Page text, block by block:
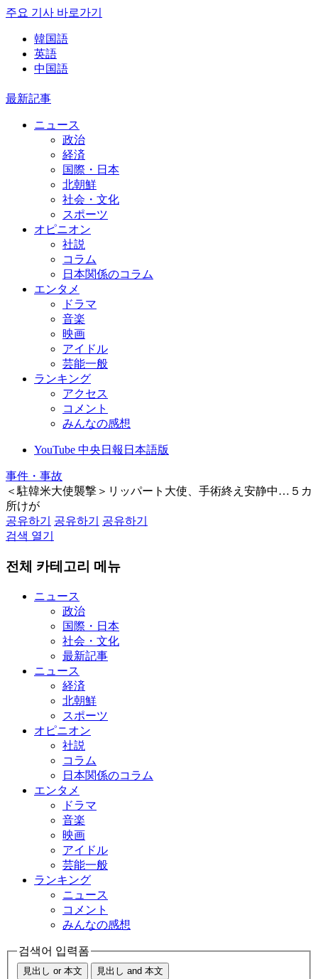
주요 기사 바로가기
韓国語
英語
中国語
最新記事
ニュース
政治
経済
国際・日本
北朝鮮
社会・文化
スポーツ
オピニオン
社説
コラム
日本関係のコラム
エンタメ
ドラマ
音楽
映画
アイドル
芸能一般
ランキング
アクセス
コメント
みんなの感想
YouTube 中央日報日本語版
事件・事故
＜駐韓米大使襲撃＞リッパート大使、手術終え安静中…５カ
所けが
공유하기
공유하기
공유하기
검색 열기
전체 카테고리 메뉴
ニュース
政治
国際・日本
社会・文化
最新記事
ニュース
経済
北朝鮮
スポーツ
オピニオン
社説
コラム
日本関係のコラム
エンタメ
ドラマ
音楽
映画
アイドル
芸能一般
ランキング
ニュース
コメント
みんなの感想
검색어 입력폼
見出し or 本文 見出し and 本文